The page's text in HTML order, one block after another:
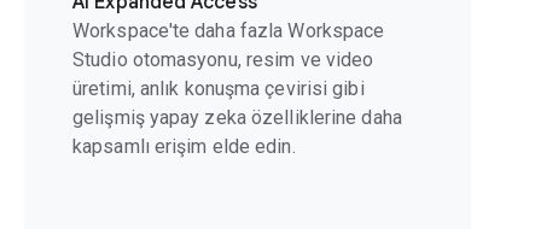
Workspace'te daha fazla Workspace
Studio otomasyonu, resim ve video
üretimi, anlık konuşma çevirisi gibi
gelişmiş yapay zeka özelliklerine daha
kapsamlı erişim elde edin.